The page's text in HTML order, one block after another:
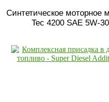
Синтетическое моторное
Tec 4200 SAE 5W-